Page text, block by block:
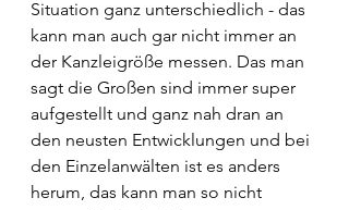
Situation ganz unterschiedlich - das
kann man auch gar nicht immer an
der Kanzleigröße messen. Das man
sagt die Großen sind immer super
aufgestellt und ganz nah dran an
den neusten Entwicklungen und bei
den Einzelanwälten ist es anders
herum, das kann man so nicht